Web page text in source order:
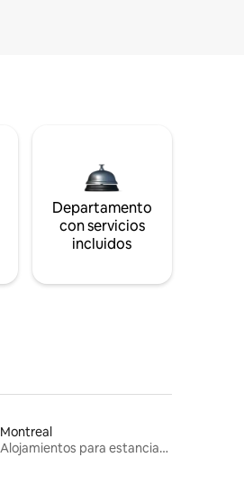
Departamento
con servicios
incluidos
Montreal
Alojamientos para estancias largas